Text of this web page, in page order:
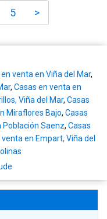
5 >
venta en Viña del Mar,
, Casas en venta en
Viña del Mar, Casas
Miraflores Bajo, Casas
Población Saenz, Casas
en Empart, Viña del